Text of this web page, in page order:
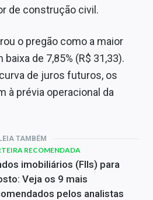
de construção civil.
o pregão como a maior
de 7,85% (R$ 31,33).
de juros futuros, os
à prévia operacional da
LEIA TAMBÉM
RECOMENDADA
imobiliários (FIIs) para
Veja os 9 mais
pelos analistas